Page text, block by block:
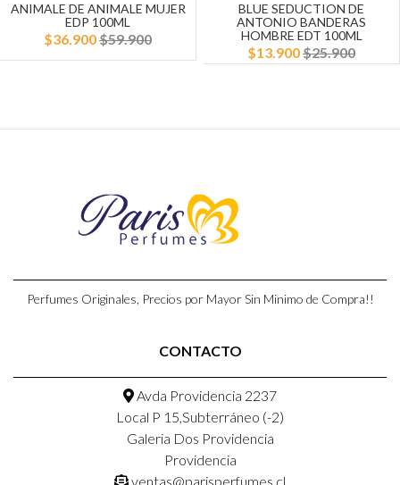
ANIMALE DE ANIMALE MUJER
EDP 100ML
$36.900$59.900
BLUE SEDUCTION DE
ANTONIO BANDERAS
HOMBRE EDT 100ML
$13.900$25.900
Perfumes Originales, Precios por Mayor Sin Minimo de Compra!!
CONTACTO
Avda Providencia 2237
Local P 15,Subterráneo (-2)
Galeria Dos Providencia
Providencia
ventas@parisperfumes.cl